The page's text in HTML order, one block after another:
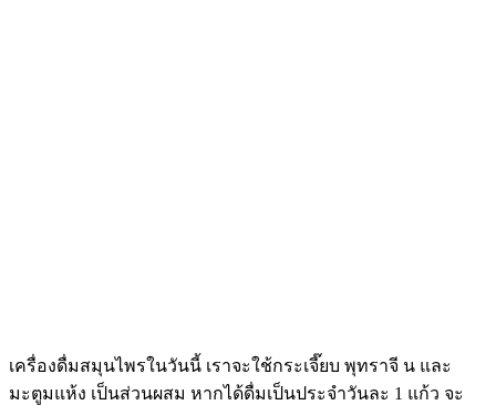
เครื่องดื่มสมุนไพรในวันนี้ เราจะใช้กระเจี๊ยบ พุทราจี น และ
มะตูมแห้ง เป็นส่วนผสม หากได้ดื่มเป็นประจำวันละ 1 แก้ว จะ